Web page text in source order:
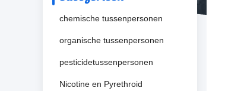
chemische tussenpersonen
organische tussenpersonen
pesticidetussenpersonen
Nicotine en Pyrethroid